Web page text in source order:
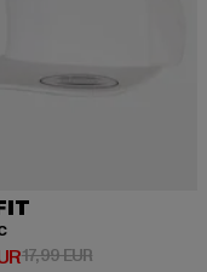
Preis: 10,97 EUR
17,99 EURAktionspreis: